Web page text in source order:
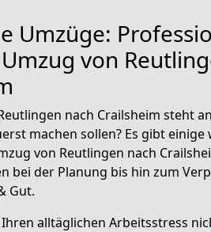
Umzüge:
von
nach Crailsheim steht
machen sollen? Es gibt
von Reutlingen nach
bei der Planung bis hin zum
Gut.
alltäglichen Arbeitsstress